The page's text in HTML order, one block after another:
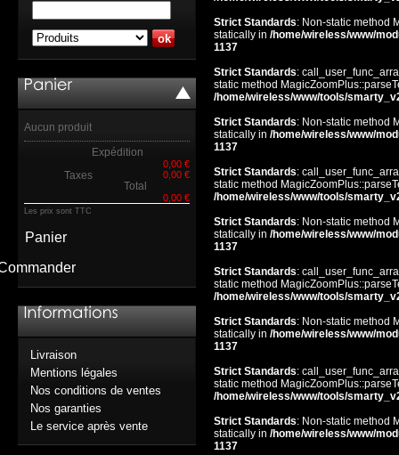
Aucun produit
Expédition
0,00 €
Taxes 0,00 €
Total
0,00 €
Les prix sont TTC
Panier
Livraison
Mentions légales
Nos conditions de ventes
Nos garanties
Le service après vente
Strict Standards: Non-static method
statically in /home/wireless/www/
1137
Strict Standards:
static method
/home/wireless/www/tools/
Strict Standards: Non-static method
statically in /home/wireless/www/
1137
Strict Standards:
static method
/home/wireless/www/tools/
Strict Standards: Non-static method
statically in /home/wireless/www/
1137
Strict Standards:
static method
/home/wireless/www/tools/
Strict Standards: Non-static method
statically in /home/wireless/www/
1137
Strict Standards:
static method
/home/wireless/www/tools/
Strict Standards: Non-static method
statically in /home/wireless/www/
1137